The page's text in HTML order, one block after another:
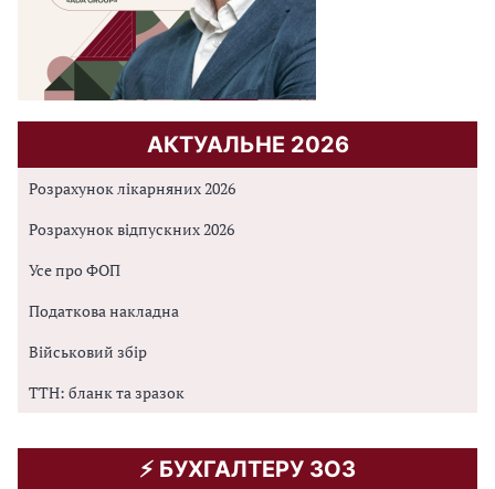
АКТУАЛЬНЕ 2026
Розрахунок лікарняних 2026
Розрахунок відпускних 2026
Усе про ФОП
Податкова накладна
Військовий збір
ТТН: бланк та зразок
⚡️ БУХГАЛТЕРУ ЗОЗ